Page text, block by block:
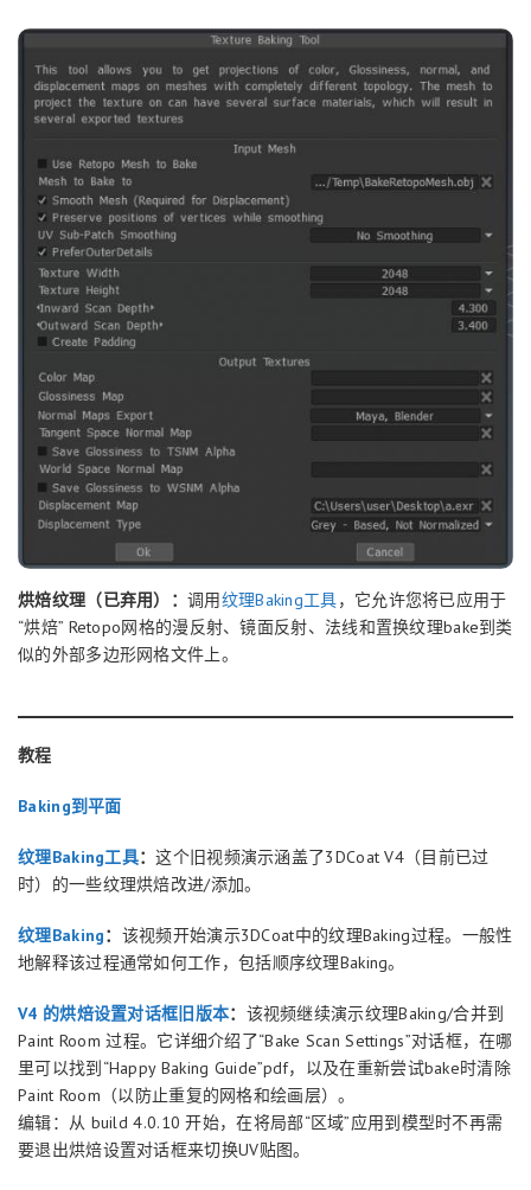
烘焙纹理（已弃用）： 调用纹理Baking工具，它允许您将已应用于
“烘焙” Retopo网格的漫反射、镜面反射、法线和置换纹理bake到类
似的外部多边形网格文件上。
教程
Baking到平面
纹理Baking工具：这个旧视频演示涵盖了3DCoat V4（目前已过
时）的一些纹理烘焙改进/添加。
纹理Baking： 该视频开始演示3DCoat中的纹理Baking过程。一般性
地解释该过程通常如何工作，包括顺序纹理Baking。
V4 的烘焙设置对话框旧版本： 该视频继续演示纹理Baking/合并到
Paint Room 过程。它详细介绍了“Bake Scan Settings”对话框，在哪
里可以找到“Happy Baking Guide”pdf，以及在重新尝试bake时清除
Paint Room（以防止重复的网格和绘画层）。
编辑：从 build 4.0.10 开始，在将局部“区域”应用到模型时不再需
要退出烘焙设置对话框来切换UV贴图。